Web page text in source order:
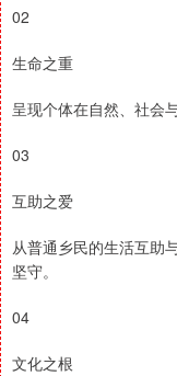
02
生命之重
呈现个体在自然、社会
03
互助之爱
从普通乡民的生活互助
坚守。
04
文化之根